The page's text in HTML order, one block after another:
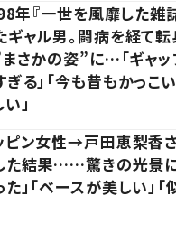
年『一世を風靡した雑
ギャル男。闘病を経て
さかの姿”に…「ギャップ
ぎる」「今も昔もかっこ
」
ピン女性→戸田恵梨香
た結果……驚きの光景に
」「ベースが美しい」「似